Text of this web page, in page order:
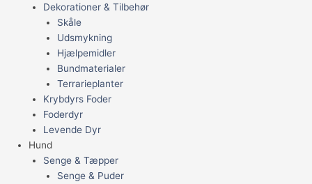
Dekorationer & Tilbehør
Skåle
Udsmykning
Hjælpemidler
Bundmaterialer
Terrarieplanter
Krybdyrs Foder
Foderdyr
Levende Dyr
Hund
Senge & Tæpper
Senge & Puder